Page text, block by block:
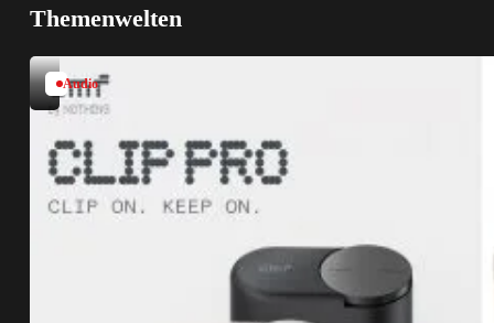
Themenwelten
Audio